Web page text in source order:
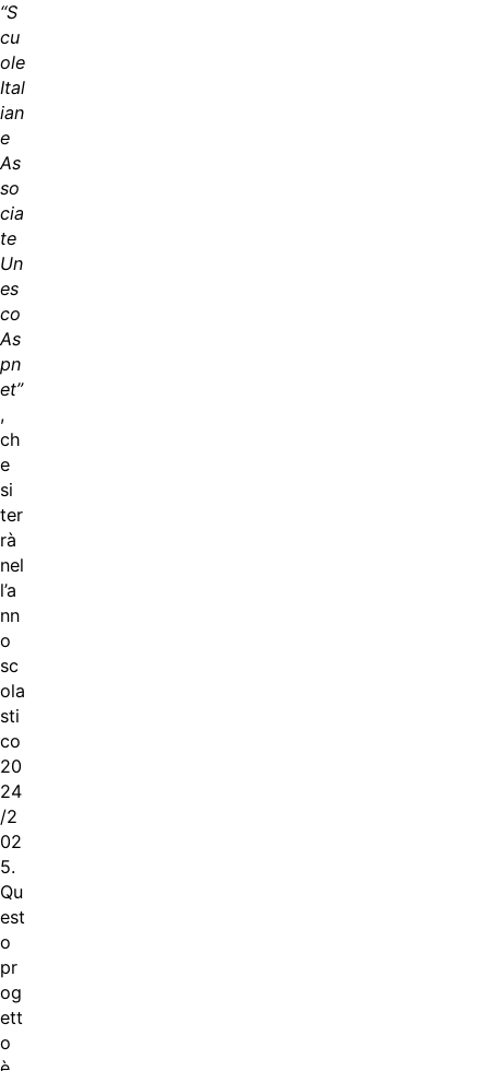
“S
cu
ole
Ital
ian
e
As
so
cia
te
Un
es
co
As
pn
et”
,
ch
e
si
ter
rà
nel
l’a
nn
o
sc
ola
sti
co
20
24
/2
02
5.
Qu
est
o
pr
og
ett
o